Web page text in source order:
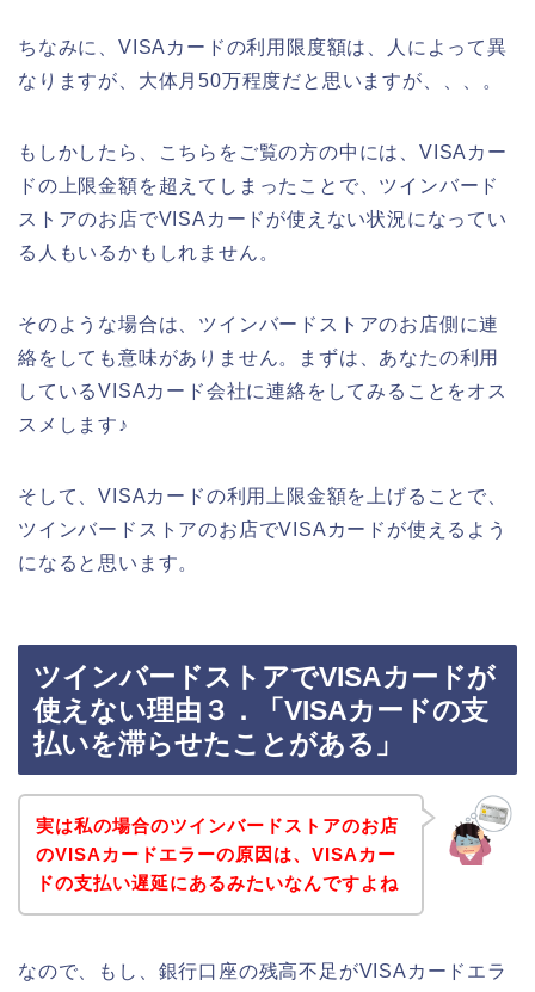
ちなみに、VISAカードの利用限度額は、人によって異
なりますが、大体月50万程度だと思いますが、、、。
もしかしたら、こちらをご覧の方の中には、VISAカー
ドの上限金額を超えてしまったことで、ツインバード
ストアのお店でVISAカードが使えない状況になってい
る人もいるかもしれません。
そのような場合は、ツインバードストアのお店側に連
絡をしても意味がありません。まずは、あなたの利用
しているVISAカード会社に連絡をしてみることをオス
スメします♪
そして、VISAカードの利用上限金額を上げることで、
ツインバードストアのお店でVISAカードが使えるよう
になると思います。
ツインバードストアでVISAカードが
使えない理由３．「VISAカードの支
払いを滞らせたことがある」
実は私の場合のツインバードストアのお店
のVISAカードエラーの原因は、VISAカー
ドの支払い遅延にあるみたいなんですよね
なので、もし、銀行口座の残高不足がVISAカードエラ